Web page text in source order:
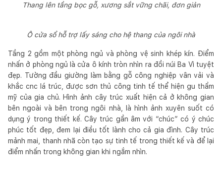
Thang lên tầng bọc gỗ, xương sắt vững chãi, đơn giản
Ô cửa sổ hỗ trợ lấy sáng cho hệ thang của ngôi nhà
Tầng 2 gồm một phòng ngủ và phòng vệ sinh khép kín. Điểm
nhấn ở phòng ngủ là cửa ô kính tròn nhìn ra đồi núi Ba Vì tuyệt
đẹp. Tường đầu giường làm bằng gỗ công nghiệp vân vải và
khắc cnc lá trúc, được sơn thủ công tinh tế thể hiện gu thẩm
mỹ của gia chủ. Hình ảnh cây trúc xuất hiện cả ở không gian
bên ngoài và bên trong ngôi nhà, là hình ảnh xuyên suốt có
dụng ý trong thiết kế. Cây trúc gần âm với “chúc” có ý chúc
phúc tốt đẹp, đem lại điều tốt lành cho cả gia đình. Cây trúc
mảnh mai, thanh nhã còn tạo sự tinh tế trong thiết kế và để lại
điểm nhấn trong không gian khi ngắm nhìn.